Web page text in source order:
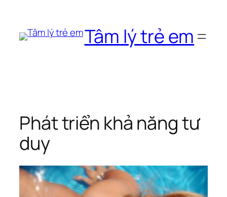
phần
Tâm lý trẻ em
Phát triển khả năng tư
duy